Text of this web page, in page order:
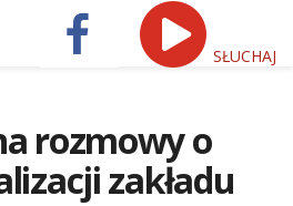
SŁUCHAJ
rozmowy o
zakładu